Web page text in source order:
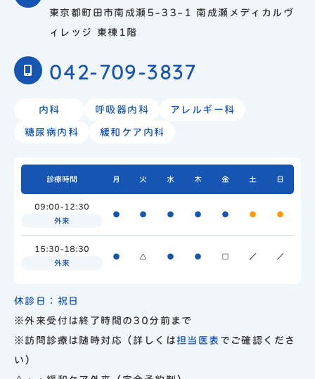
東京都町田市南成瀬5-33-1 南成瀬メディカルヴ
ィレッジ 東棟1階
042-709-3837
内科 呼吸器内科 アレルギー科
糖尿病内科 緩和ケア内科
診療時間 月 火 水 木 金 土 日
09:00-12:30
外来
● ● ● ● ● ● ●
15:30-18:30
外来
● △ ● ● □ ／ ／
休診日：祝日
※外来受付は終了時間の30分前まで
※訪問診療は随時対応（詳しくは担当医表 でご確認くださ
い）